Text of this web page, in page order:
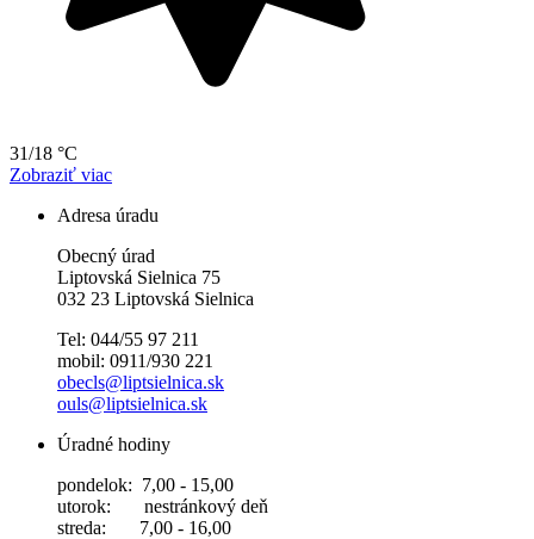
31/18 °C
Zobraziť viac
Adresa úradu
Obecný úrad
Liptovská Sielnica 75
032 23 Liptovská Sielnica
Tel: 044/55 97 211
mobil: 0911/930 221
obecls@liptsielnica.sk
ouls@liptsielnica.sk
Úradné hodiny
pondelok: 7,00 - 15,00
utorok: nestránkový deň
streda: 7,00 - 16,00